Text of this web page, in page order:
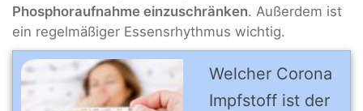
Phosphoraufnahme einzuschränken. Außerdem ist
ein regelmäßiger Essensrhythmus wichtig.
Welcher Corona
Impfstoff ist der